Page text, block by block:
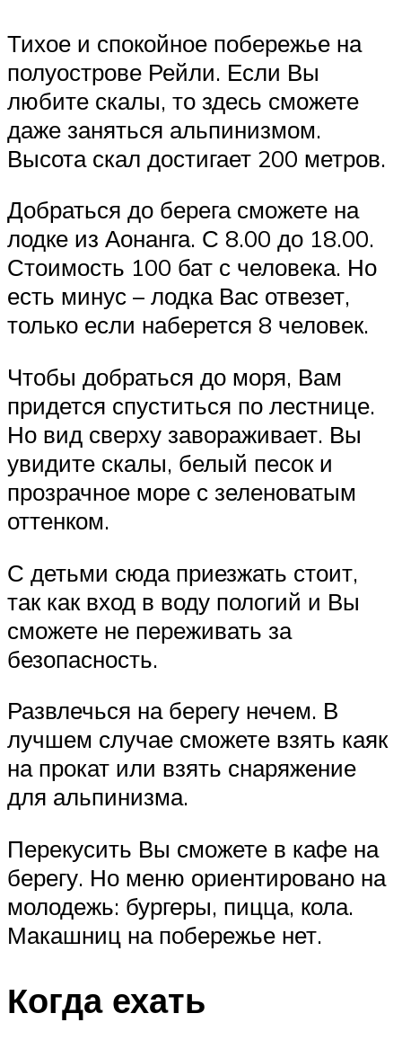
Тихое и спокойное побережье на
полуострове Рейли. Если Вы
любите скалы, то здесь сможете
даже заняться альпинизмом.
Высота скал достигает 200 метров.
Добраться до берега сможете на
лодке из Аонанга. С 8.00 до 18.00.
Стоимость 100 бат с человека. Но
есть минус – лодка Вас отвезет,
только если наберется 8 человек.
Чтобы добраться до моря, Вам
придется спуститься по лестнице.
Но вид сверху завораживает. Вы
увидите скалы, белый песок и
прозрачное море с зеленоватым
оттенком.
С детьми сюда приезжать стоит,
так как вход в воду пологий и Вы
сможете не переживать за
безопасность.
Развлечься на берегу нечем. В
лучшем случае сможете взять каяк
на прокат или взять снаряжение
для альпинизма.
Перекусить Вы сможете в кафе на
берегу. Но меню ориентировано на
молодежь: бургеры, пицца, кола.
Макашниц на побережье нет.
Когда ехать